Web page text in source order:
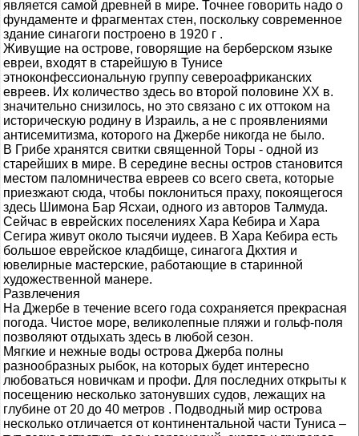
является самой древней в мире. Точнее говорить надо о
фундаменте и фрагментах стен, поскольку современное
здание синагоги построено в 1920 г .
Живущие на острове, говорящие на берберском языке
евреи, входят в старейшую в Тунисе
этноконфессиональную группу североафриканских
евреев. Их количество здесь во второй половине XX в.
значительно снизилось, но это связано с их оттоком на
историческую родину в Израиль, а не с проявлениями
антисемитизма, которого на Джербе никогда не было.
В Грибе хранятся свитки священной Торы - одной из
старейших в мире. В середине весны остров становится
местом паломничества евреев со всего света, которые
приезжают сюда, чтобы поклониться праху, покоящегося
здесь Шимона Бар Ясхаи, одного из авторов Талмуда.
Сейчас в еврейских поселениях Хара Кебира и Хара
Сегира живут около тысячи иудеев. В Хара Кебира есть
большое еврейское кладбище, синагога Дкхтия и
ювелирные мастерские, работающие в старинной
художественной манере.
Развлечения
На Джербе в течение всего года сохраняется прекрасная
погода. Чистое море, великолепные пляжи и гольф-поля
позволяют отдыхать здесь в любой сезон.
Мягкие и нежные воды острова Джерба полны
разнообразных рыбок, на которых будет интересно
любоваться новичкам и профи. Для последних открыты к
посещению несколько затонувших судов, лежащих на
глубине от 20 до 40 метров . Подводный мир острова
несколько отличается от континентальной части Туниса –